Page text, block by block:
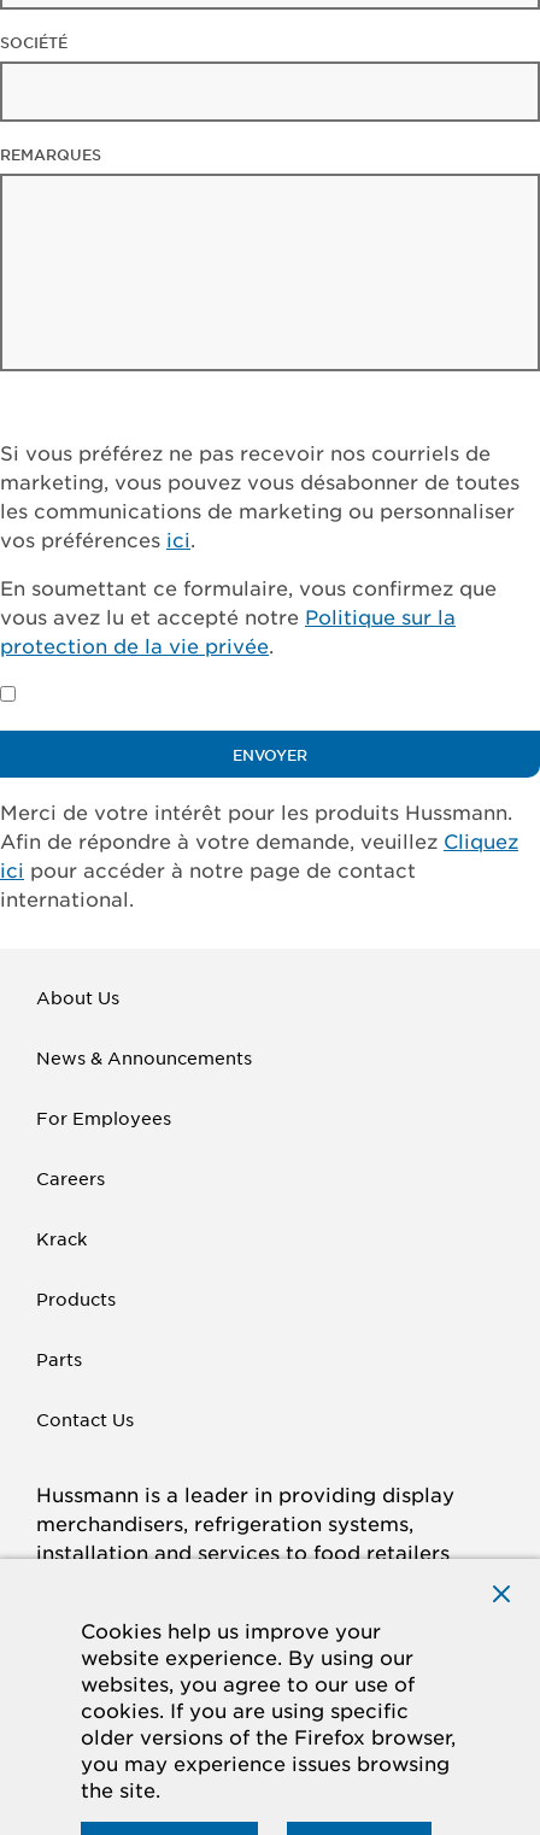
Cookies help us improve your
website experience. By using our
websites, you agree to our use of
cookies. If you are using specific
older versions of the Firefox browser,
you may experience issues browsing
the site.
SOCIÉTÉ
REMARQUES
Si vous préférez ne pas recevoir nos courriels de
marketing, vous pouvez vous désabonner de toutes
les communications de marketing ou personnaliser
vos préférences ici
En soumettant ce formulaire, vous confirmez que
vous avez lu et accepté notre Politique sur la
protection de la vie privée
Merci de votre intérêt pour les produits Hussmann.
Afin de répondre à votre demande, veuillez Cliquez
ici pour accéder à notre page de contact
international.
About Us
News & Announcements
For Employees
Careers
Krack
Products
Parts
Contact Us
Hussmann is a leader in providing display
merchandisers, refrigeration systems,
installation and services to food retailers
FACEBOOK
LINKED
IN
INSTAGRAM
YOUTUBE
© 2026 Hussmann Corporation. All rights reserved.
Privacy Policy